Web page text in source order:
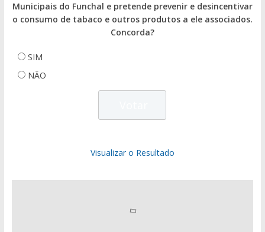
Municipais do Funchal e pretende prevenir e desincentivar
o consumo de tabaco e outros produtos a ele associados.
Concorda?
SIM
NÃO
Visualizar o Resultado